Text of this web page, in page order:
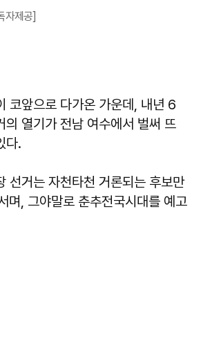
자제공]
코앞으로 다가온 가운데, 내년 6
의 열기가 전남 여수에서 벌써 뜨
다.
선거는 자천타천 거론되는 후보만
며, 그야말로 춘추전국시대를 예고